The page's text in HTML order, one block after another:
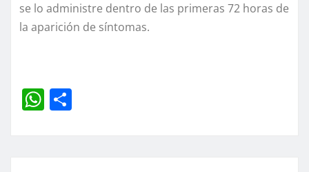
se lo administre dentro de las primeras 72 horas de
la aparición de síntomas.
W